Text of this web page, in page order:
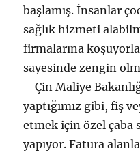
başlamış. İnsanlar
sağlık hizmeti
firmalarına
sayesinde zengin
– Çin Maliye
yaptığımız gibi, fiş
etmek için özel çaba
yapıyor. Fatura